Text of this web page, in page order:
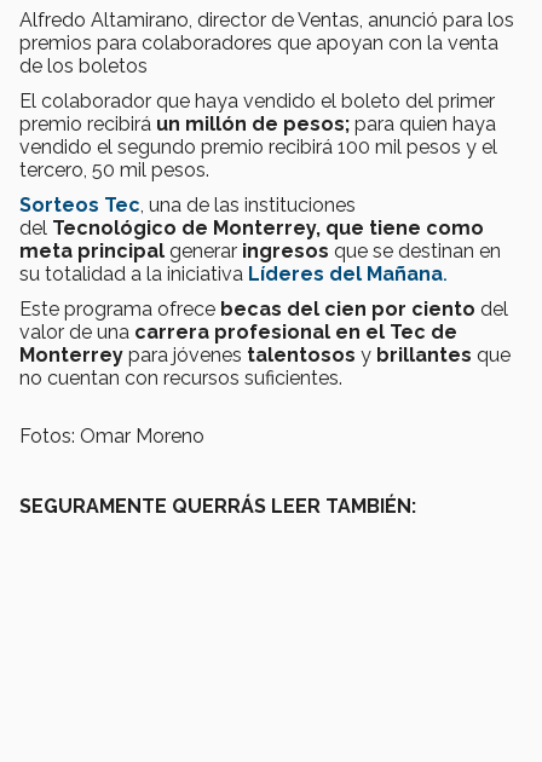
Alfredo Altamirano, director de Ventas, anunció para los
premios para colaboradores que apoyan con la venta
de los boletos
El colaborador que haya vendido el boleto del primer
premio recibirá un millón de pesos; para quien haya
vendido el segundo premio recibirá 100 mil pesos y el
tercero, 50 mil pesos.
Sorteos Tec, una de las instituciones
del Tecnológico de Monterrey, que tiene como
meta principal generar ingresos que se destinan en
su totalidad a la iniciativa Líderes del Mañana.
Este programa ofrece becas del cien por ciento del
valor de una carrera profesional en el Tec de
Monterrey para jóvenes talentosos y brillantes que
no cuentan con recursos suficientes.
Fotos: Omar Moreno
SEGURAMENTE QUERRÁS LEER TAMBIÉN: